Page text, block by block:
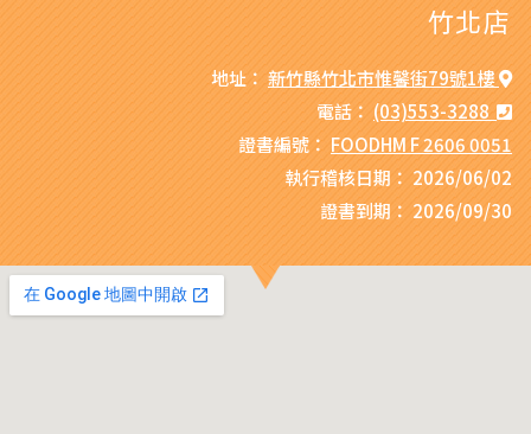
竹北店
地址：新竹縣竹北市惟馨街79號1樓
電話： (03)553-3288
證書編號： FOODHM F 2606 0051
執行稽核日期： 2026/06/02
證書到期： 2026/09/30